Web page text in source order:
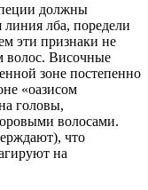
должны
лба, поредели
эти признаки не
волос. Височные
зоне постепенно
«оазисом
головы,
волосами.
что
на